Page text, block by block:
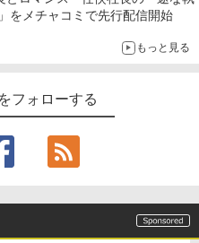
をメチャコミで先行配信開始
もっと見る
フォローする